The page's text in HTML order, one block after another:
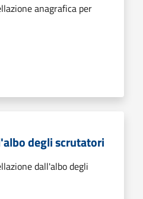
anagrafica per
degli scrutatori
dall'albo degli